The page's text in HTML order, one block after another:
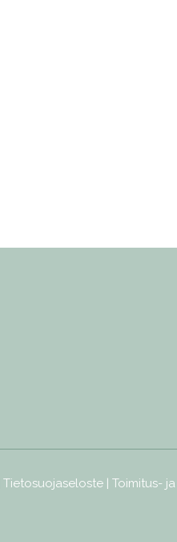
Tietosuojaseloste | Toimitus-